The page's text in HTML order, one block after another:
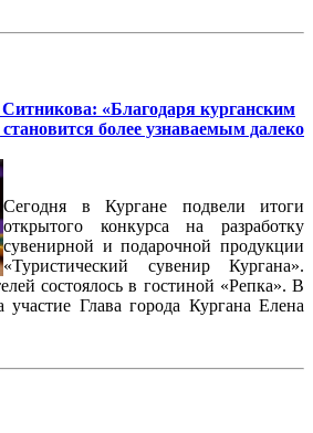
«Благодаря курганским
более узнаваемым далеко
Сегодня в Кургане подвели итоги
открытого конкурса на разработку
сувенирной и подарочной продукции
«Туристический сувенир Кургана».
состоялось в гостиной «Репка». В
участие Глава города Кургана Елена